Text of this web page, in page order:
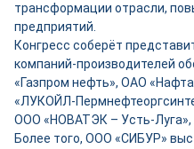
трансформации отрасли,
предприятий.
Конгресс соберёт
компаний-производителей
«Газпром нефть», ОАО
«ЛУКОЙЛ-
ООО «НОВАТЭК – Усть-Луга»,
Более того, ООО «СИБУР»